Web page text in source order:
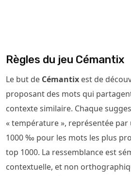
Règles du jeu Cémantix
Le but de Cémantix est de
proposant des mots qui
contexte similaire. Chaque
« température », représentée par
1000 ‰ pour les mots les plus
top 1000. La ressemblance est
contextuelle, et non